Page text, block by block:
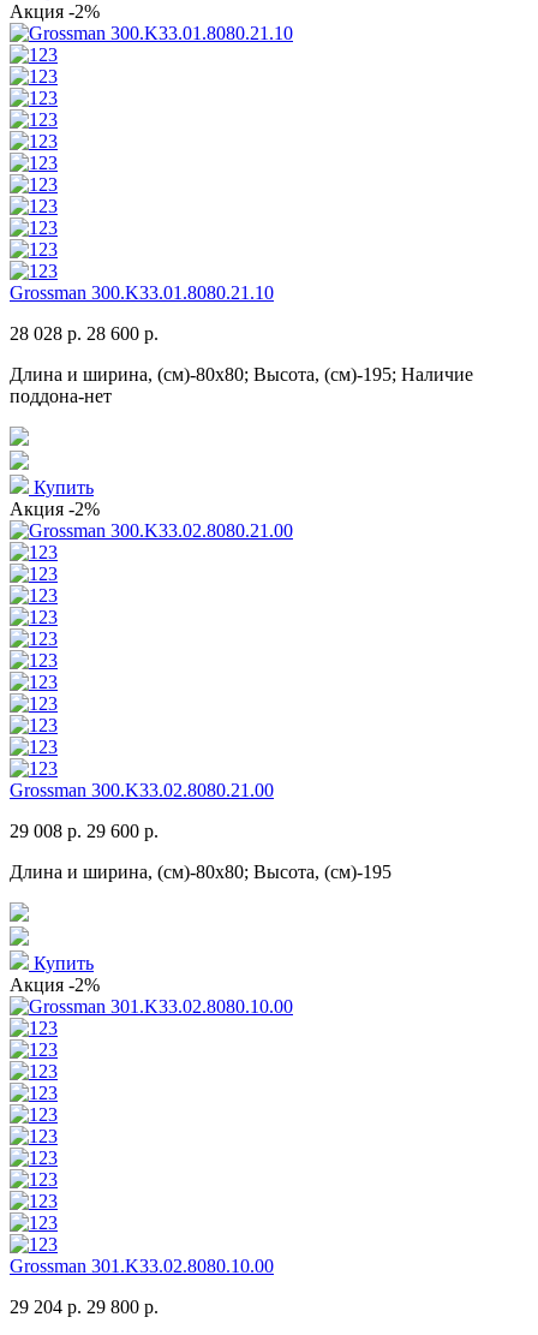
Акция -2%
Grossman 300.K33.01.8080.21.10
28 028 р. 28 600 р.
Длина и ширина, (см)-80x80; Высота, (см)-195; Наличие
поддона-нет
Купить
Акция -2%
Grossman 300.K33.02.8080.21.00
29 008 р. 29 600 р.
Длина и ширина, (см)-80x80; Высота, (см)-195
Купить
Акция -2%
Grossman 301.K33.02.8080.10.00
29 204 р. 29 800 р.